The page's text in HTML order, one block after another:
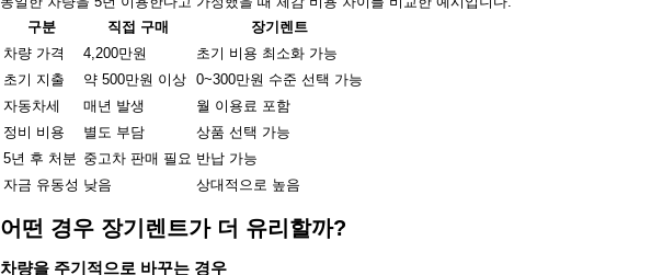
구분
직접 구매
장기렌트
차량 가격
4,200만원
초기 비용 최소화 가능
초기 지출
약 500만원 이상 0~300만원 수준 선택 가능
자동차세
매년 발생
월 이용료 포함
정비 비용
별도 부담
상품 선택 가능
5년 후 처분 중고차 판매 필요 반납 가능
자금 유동성 낮음 상대적으로 높음
어떤 경우 장기렌트가 더 유리할까?
차량을 주기적으로 바꾸는 경우